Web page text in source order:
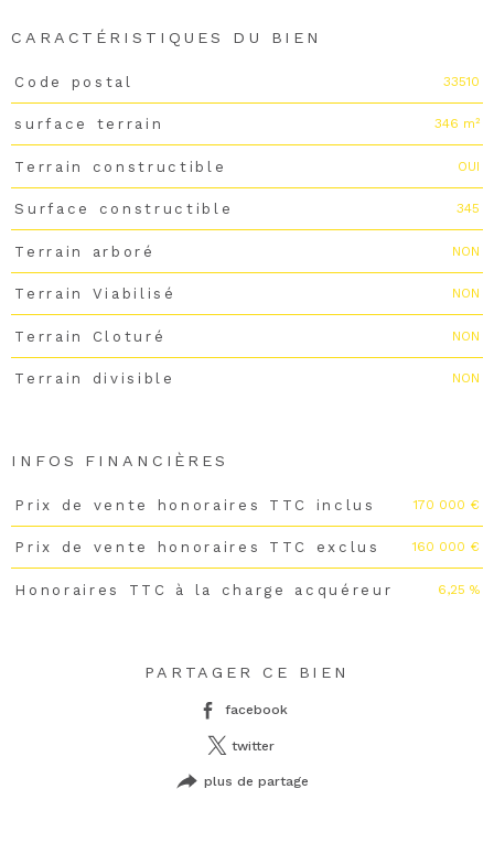
CARACTÉRISTIQUES DU BIEN
Caractéristiques
Code postal 33510
surface terrain 346 m²
Terrain constructible OUI
Surface constructible 345
Terrain arboré NON
Terrain Viabilisé NON
Terrain Cloturé NON
Terrain divisible NON
INFOS FINANCIÈRES
Caractéristiques Valeurs
Prix de vente honoraires TTC inclus 170 000 €
Prix de vente honoraires TTC exclus 160 000 €
Honoraires TTC à la charge acquéreur 6,25 %
PARTAGER CE BIEN
facebook
twitter
plus de partage